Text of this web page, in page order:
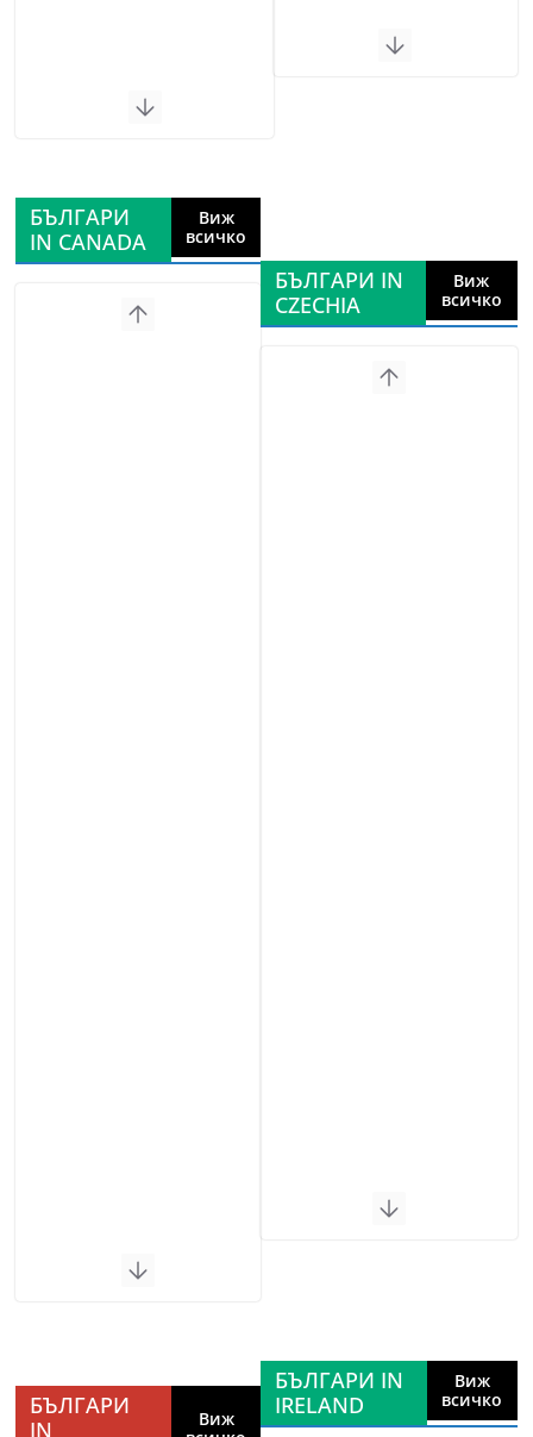
БЪЛГАРИ
IN CANADA
Виж
всичко
БЪЛГАРИ IN
CZECHIA
Виж
всичко
БЪЛГАРИ
IN
Виж
БЪЛГАРИ IN
IRELAND
Виж
всичко